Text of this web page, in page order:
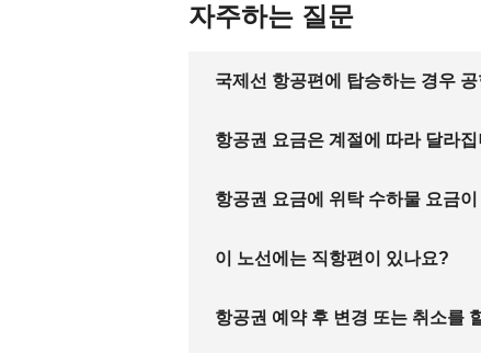
자주하는 질문
국제선 항공편에 탑승하는 경우
항공권 요금은 계절에 따라 달라
항공권 요금에 위탁 수하물 요금
이 노선에는 직항편이 있나요?
항공권 예약 후 변경 또는 취소를